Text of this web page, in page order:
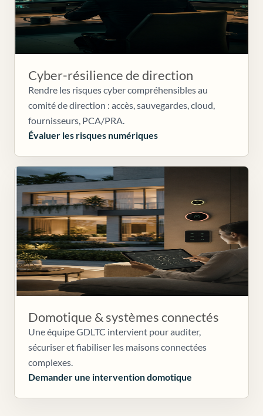
Cyber-résilience de direction
Rendre les risques cyber compréhensibles au
comité de direction : accès, sauvegardes, cloud,
fournisseurs, PCA/PRA.
Évaluer les risques numériques
Domotique & systèmes connectés
Une équipe GDLTC intervient pour auditer,
sécuriser et fiabiliser les maisons connectées
complexes.
Demander une intervention domotique